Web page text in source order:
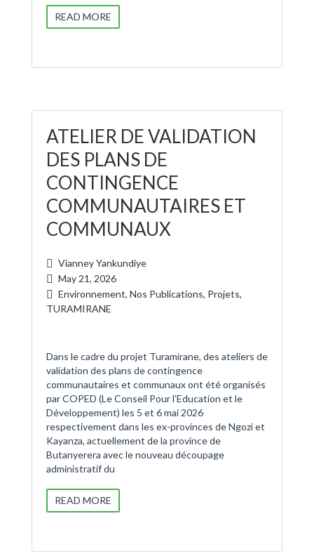
READ MORE
ATELIER DE VALIDATION
DES PLANS DE
CONTINGENCE
COMMUNAUTAIRES ET
COMMUNAUX
Vianney Yankundiye
May 21, 2026
Environnement, Nos Publications, Projets,
TURAMIRANE
Dans le cadre du projet Turamirane, des ateliers de
validation des plans de contingence
communautaires et communaux ont été organisés
par COPED (Le Conseil Pour l’Education et le
Développement) les 5 et 6 mai 2026
respectivement dans les ex-provinces de Ngozi et
Kayanza, actuellement de la province de
Butanyerera avec le nouveau découpage
administratif du
READ MORE